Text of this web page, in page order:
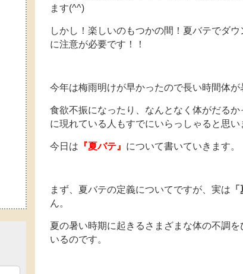
ます(^^)
しかし！楽しいのもつかの間！夏バテでダ
に注意が必要です！！
今年は梅雨明けが早かったので長い時間体が
食欲不振になったり、なんとなく体がだる
に現れている人もすでにいらっしゃると思い
今日は 『夏バテ』 について書いていきます。
まず、夏バテの定義についてですが、実は
ん。
夏の暑い時期に起きるさまざまな体の不調
いるのです。